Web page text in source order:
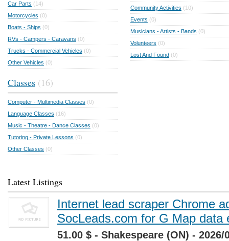
Car Parts (14)
Motorcycles (0)
Boats - Ships (0)
RVs - Campers - Caravans (0)
Trucks - Commercial Vehicles (0)
Other Vehicles (0)
Classes (16)
Computer - Multimedia Classes (0)
Language Classes (16)
Music - Theatre - Dance Classes (0)
Tutoring - Private Lessons (0)
Other Classes (0)
Community Activities (10)
Events (0)
Musicians - Artists - Bands (0)
Volunteers (0)
Lost And Found (0)
Latest Listings
Internet lead scraper Chrome
SocLeads.com for G Map data
51.00 $ - Shakespeare (ON) - 2026/